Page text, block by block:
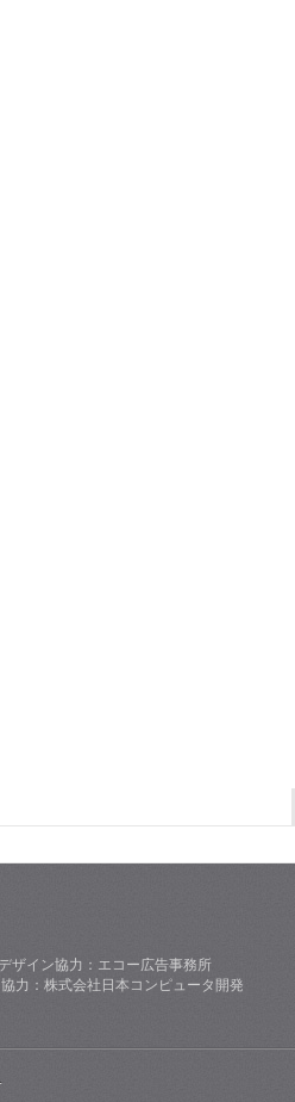
ザイン協力：エコー広告事務所
力：株式会社日本コンピュータ開発